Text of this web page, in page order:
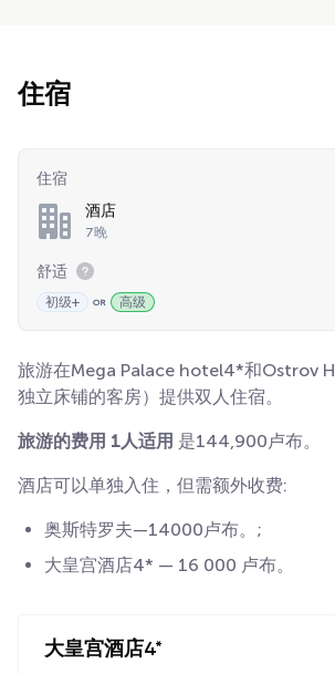
住宿
住宿
酒店
7晚
舒适
初级+ 高级
旅游在Mega Palace hotel4*和Ostrov
独立床铺的客房）提供双人住宿。
旅游的费用 1人适用 是144,900卢布。
酒店可以单独入住，但需额外收费:
奥斯特罗夫—14000卢布。;
大皇宫酒店4* — 16 000 卢布。
大皇宫酒店4*